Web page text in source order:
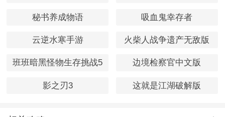
秘书养成物语 吸血鬼幸存者
云逆水寒手游 火柴人战争遗产无敌版
班班暗黑怪物生存挑战5 边境检察官中文版
影之刃3 这就是江湖破解版